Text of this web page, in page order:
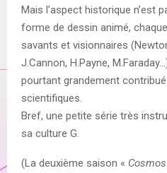
Mais l’aspect historique n’est
forme de dessin animé,
savants et visionnaires
J.Cannon, H.Payne,
pourtant grandement
scientifiques.
Bref, une petite série très
sa culture G.
(La deuxième saison «